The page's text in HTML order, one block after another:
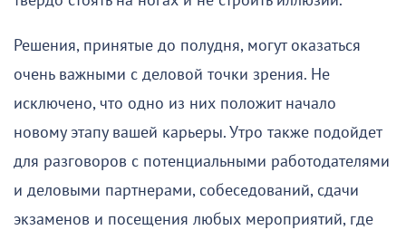
Решения, принятые до полудня, могут оказаться
очень важными с деловой точки зрения. Не
исключено, что одно из них положит начало
новому этапу вашей карьеры. Утро также подойдет
для разговоров с потенциальными работодателями
и деловыми партнерами, собеседований, сдачи
экзаменов и посещения любых мероприятий, где